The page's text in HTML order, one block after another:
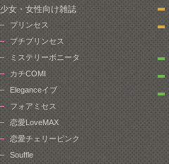
少女・女性向け雑誌
プリンセス
プチプリンセス
ミステリーボニータ
カチCOMI
Eleganceイブ
フォアミセス
恋愛LoveMAX
恋愛チェリーピンク
Souffle